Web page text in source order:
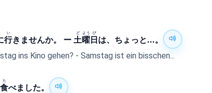
行
い
きませんか。 ー土
ど
曜
よう
日
び
は、ちょっと...。
ins Kino gehen? - Samstag ist ein bisschen...
食
た
べました。